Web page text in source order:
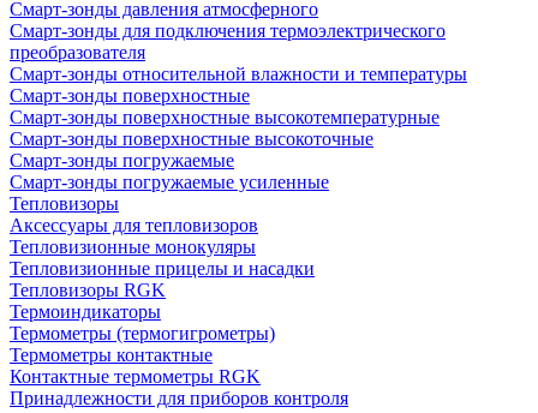
Смарт-зонды давления атмосферного
Смарт-зонды для подключения термоэлектрического
преобразователя
Смарт-зонды относительной влажности и температуры
Смарт-зонды поверхностные
Смарт-зонды поверхностные высокотемпературные
Смарт-зонды поверхностные высокоточные
Смарт-зонды погружаемые
Смарт-зонды погружаемые усиленные
Тепловизоры
Аксессуары для тепловизоров
Тепловизионные монокуляры
Тепловизионные прицелы и насадки
Тепловизоры RGK
Термоиндикаторы
Термометры (термогигрометры)
Термометры контактные
Контактные термометры RGK
Принадлежности для приборов контроля